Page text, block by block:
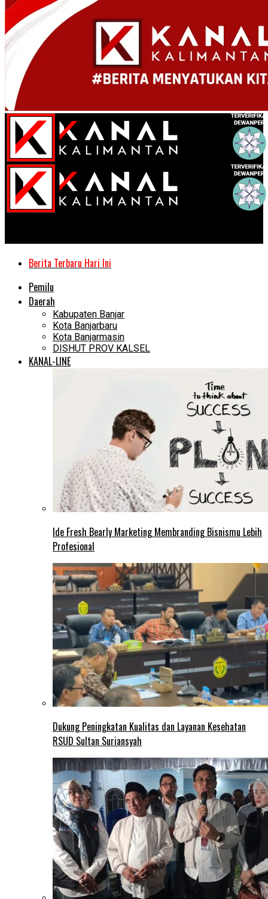
Berita Terbaru Hari Ini
Pemilu
Daerah
Kabupaten Banjar
Kota Banjarbaru
Kota Banjarmasin
DISHUT PROV KALSEL
KANAL-LINE
Ide Fresh Bearly Marketing Membranding Bisnismu Lebih
Profesional
Dukung Peningkatan Kualitas dan Layanan Kesehatan
RSUD Sultan Suriansyah